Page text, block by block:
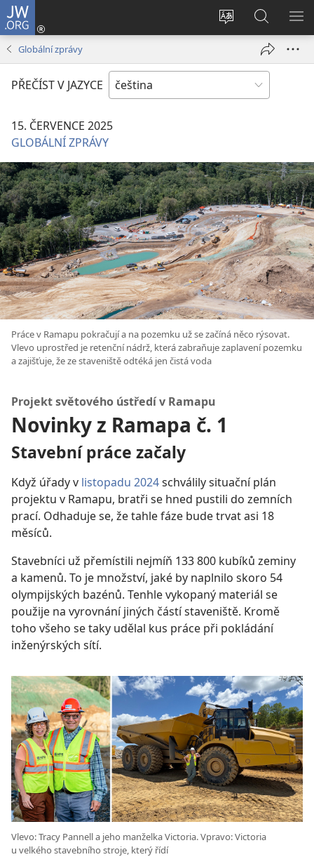
JW.ORG
Změnit
stránek
Přihlásit
se
okno)
Hledat
na
JW.ORG
Globální zprávy
PŘEČÍST V JAZYCE
15. ČERVENCE 2025
GLOBÁLNÍ ZPRÁVY
Práce v Ramapu pokračují a na pozemku už se začíná něco rýsovat.
Vlevo uprostřed je retenční nádrž, která zabraňuje zaplavení pozemku
a zajišťuje, že ze staveniště odtéká jen čistá voda
Projekt světového ústředí v Ramapu
Novinky z Ramapa č. 1
Stavební práce začaly
Když úřady v listopadu 2024schválily situační plán
projektu v Ramapu, bratři se hned pustili do zemních
prací. Odhaduje se, že tahle fáze bude trvat asi 18
měsíců.
Stavebníci už přemístili nejmíň 133 800 kubíků zeminy
a kamenů. To je množství, jaké by naplnilo skoro 54
olympijských bazénů. Tenhle vykopaný materiál se
použije na vyrovnání jiných částí staveniště. Kromě
toho všeho se taky udělal kus práce při pokládání
inženýrských sítí.
Vlevo: Tracy Pannell a jeho manželka Victoria. Vpravo: Victoria
u velkého stavebního stroje, který řídí